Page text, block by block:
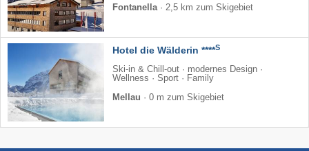
Fontanella · 2,5 km zum Skigebiet
Hotel die Wälderin ****S
Ski-in & Chill-out · modernes Design ·
Wellness · Sport · Family
Mellau · 0 m zum Skigebiet